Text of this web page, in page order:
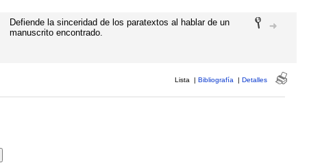
Defiende la sinceridad de los paratextos al hablar de un
manuscrito encontrado.
Lista | Bibliografía | Detalles